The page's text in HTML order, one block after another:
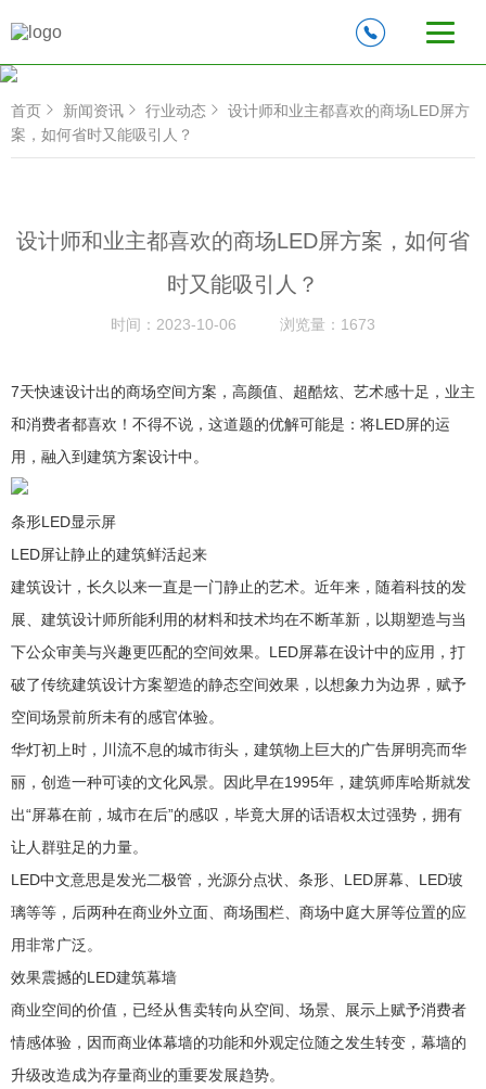
首页 新闻资讯 行业动态
设计师和业主都喜欢的商场LED屏方
案，如何省时又能吸引人？
设计师和业主都喜欢的商场LED屏方案，如何省
时又能吸引人？
时间： 2023-10-06 浏览量： 1673
7天快速设计出的商场空间方案，高颜值、超酷炫、艺术感十足，业主
和消费者都喜欢！不得不说，这道题的优解可能是：将LED屏的运
用，融入到建筑方案设计中。
条形LED显示屏
LED屏让静止的建筑鲜活起来
建筑设计，长久以来一直是一门静止的艺术。近年来，随着科技的发
展、建筑设计师所能利用的材料和技术均在不断革新，以期塑造与当
下公众审美与兴趣更匹配的空间效果。LED屏幕在设计中的应用，打
破了传统建筑设计方案塑造的静态空间效果，以想象力为边界，赋予
空间场景前所未有的感官体验。
华灯初上时，川流不息的城市街头，建筑物上巨大的广告屏明亮而华
丽，创造一种可读的文化风景。因此早在1995年，建筑师库哈斯就发
出“屏幕在前，城市在后”的感叹，毕竟大屏的话语权太过强势，拥有
让人群驻足的力量。
LED中文意思是发光二极管，光源分点状、条形、LED屏幕、LED玻
璃等等，后两种在商业外立面、商场围栏、商场中庭大屏等位置的应
用非常广泛。
效果震撼的LED建筑幕墙
商业空间的价值，已经从售卖转向从空间、场景、展示上赋予消费者
情感体验，因而商业体幕墙的功能和外观定位随之发生转变，幕墙的
升级改造成为存量商业的重要发展趋势。